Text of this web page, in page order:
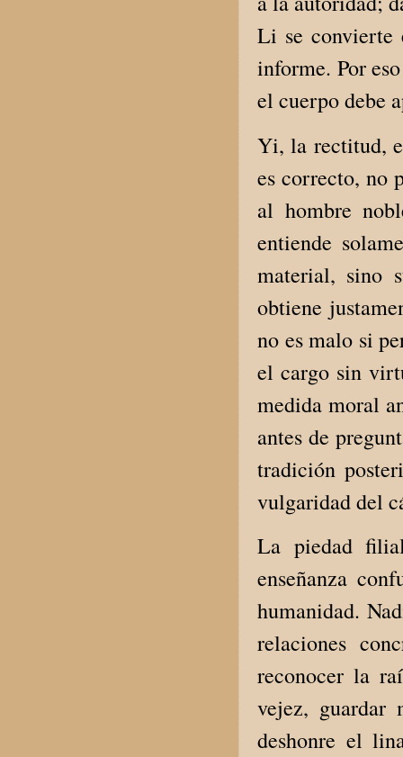
Li se convierte
informe. Por
el cuerpo debe
Yi, la rectitud,
es correcto, no
al hombre
entiende
material, sino
obtiene
no es malo si
el cargo sin
medida moral
antes de
tradición
vulgaridad del
La piedad
enseñanza
humanidad.
relaciones
reconocer la
vejez, guardar
deshonre el